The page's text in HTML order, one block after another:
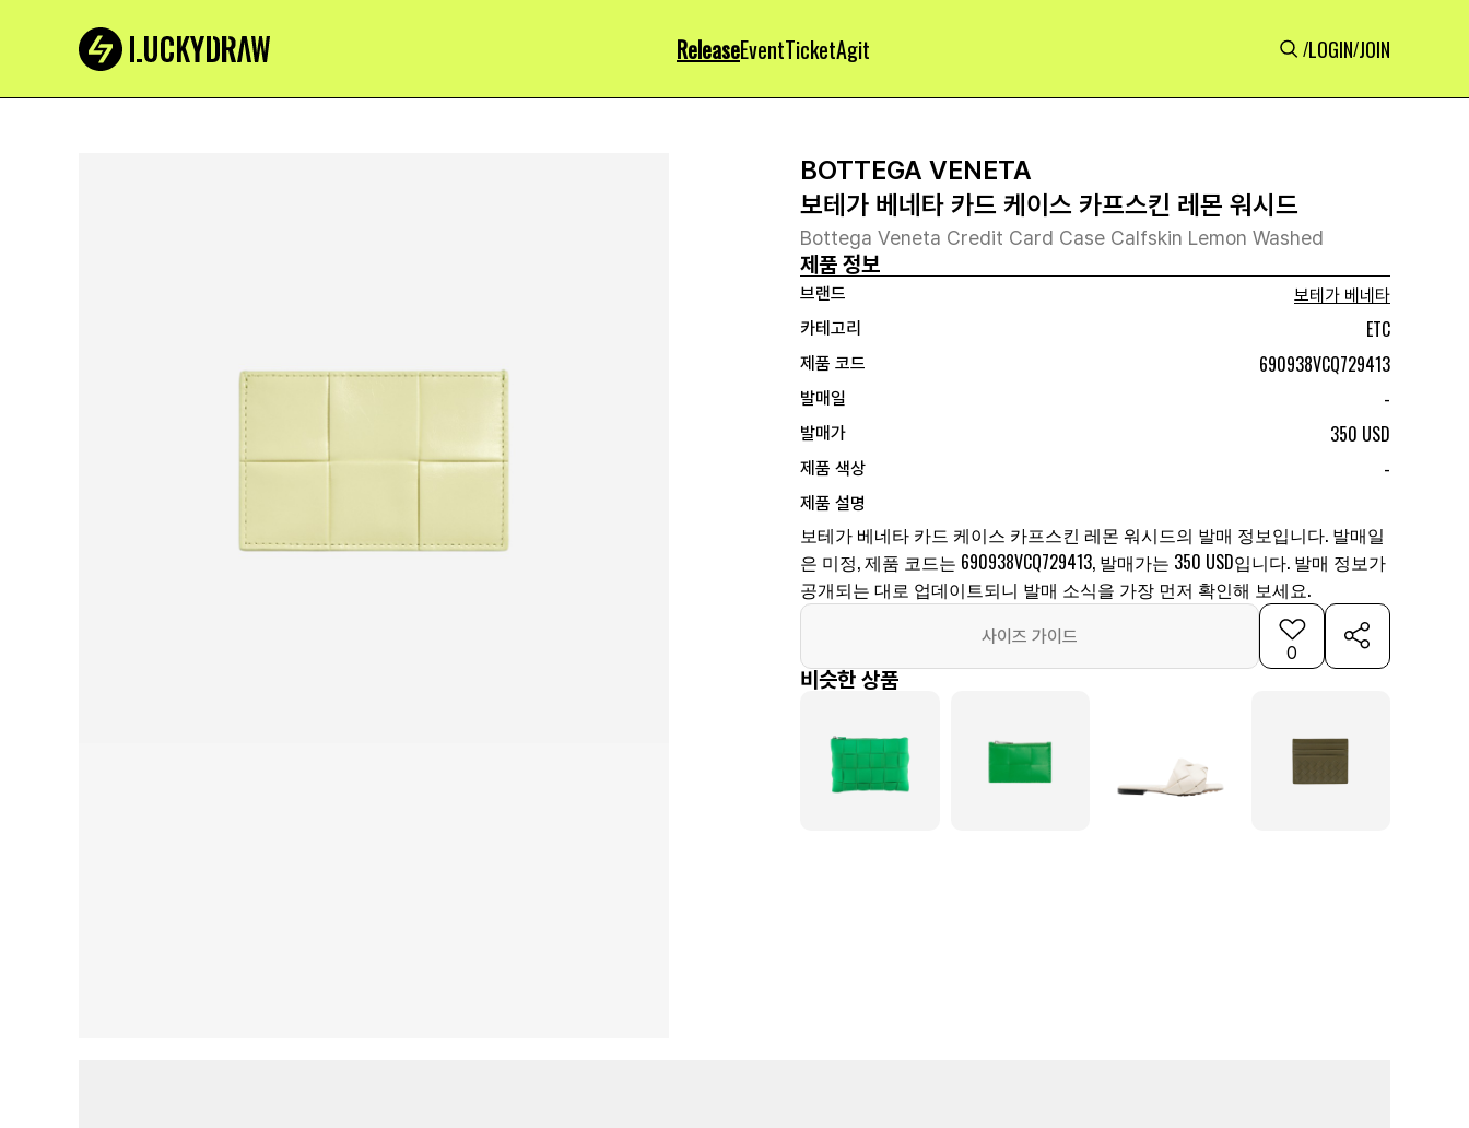
ReleaseEventTicketAgit /LOGIN/JOIN
BOTTEGA VENETA
보테가 베네타 카드 케이스 카프스킨 레몬 워시드
Bottega Veneta Credit Card Case Calfskin Lemon Washed
제품 정보
브랜드
보테가 베네타
카테고리
ETC
제품 코드 690938VCQ729413
발매일 -
발매가 350 USD
제품 색상 -
제품 설명
보테가 베네타 카드 케이스 카프스킨 레몬 워시드의 발매 정보입니다. 발매일
은 미정, 제품 코드는 690938VCQ729413, 발매가는 350 USD입니다. 발매 정보가
공개되는 대로 업데이트되니 발매 소식을 가장 먼저 확인해 보세요.
사이즈 가이드
0
비슷한 상품